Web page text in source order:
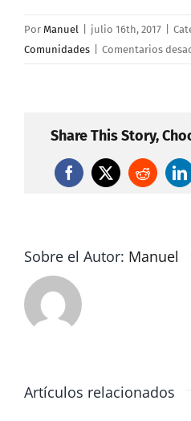
Por Manuel julio 16th, 2017
Comunidades
Comentarios
Share This Story,
Facebook
X Reddit
Sobre el Autor: Manuel
Artículos relacionados